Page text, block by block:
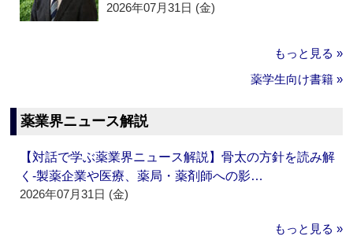
2026年07月31日 (金)
もっと見る »
薬学生向け書籍 »
薬業界ニュース解説
【対話で学ぶ薬業界ニュース解説】骨太の方針を読み解
く‐製薬企業や医療、薬局・薬剤師への影…
2026年07月31日 (金)
もっと見る »